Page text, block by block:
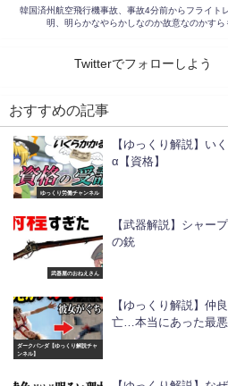
韓国済州航空飛行機事故、事故4分前からフライト
明、明らかなやらかしなのか故意なのかすら
Twitterでフォローしよう
おすすめの記事
ゆっくり労働チャンネル
【ゆっくり解説】い
α【資格】
武器屋のおねえさん
【武器解説】シャー
の銃
ダークパンダ【ゆっくり解説チャ
ンネル】
【ゆっくり解説】仲
亡…本当にあった最